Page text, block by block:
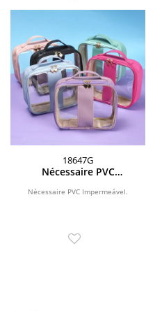
18647G
Nécessaire PVC
Nécessaire PVC Impermeável.